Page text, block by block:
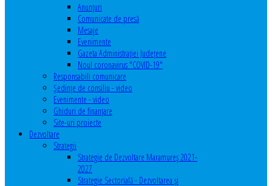
Anunţuri
Comunicate de presă
Mesaje
Evenimente
Gazeta Administraţiei Judeţene
Noul coronavirus "COVID-19"
Responsabili comunicare
Şedinţe de consiliu - video
Evenimente - video
Ghiduri de finanţare
Site-uri proiecte
Dezvoltare
Strategii
Strategie de Dezvoltare Maramureș 2021-
2027
Strategie Sectorială - Dezvoltarea și